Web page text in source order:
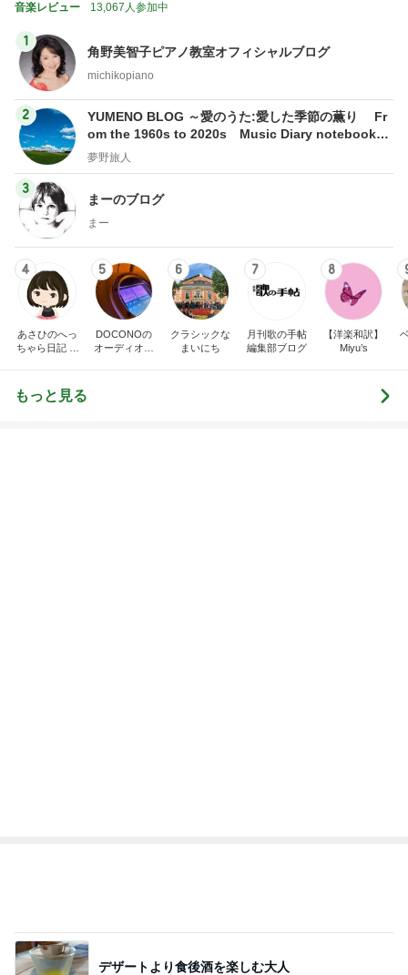
音楽レビュー 13,067人参加中
1
角野美智子ピアノ教室オフィシャルブログ
michikopiano
2
YUMENO BLOG ～愛のうた:愛した季節の薫り Fr
om the 1960s to 2020s Music Diary notebook～
夢野旅人
夢野旅人
3
まーのブログ
まー
4
あさひのへっ
ちゃら日記 氷
きどき○○ちゃ
ん達(*^▽^)/★
5
DOCONOの
オーディオ礼
6
クラシックな
まいにち
7
月刊歌の手帖
編集部ブログ
8
【洋楽和訳】
Miyu’s
もっと見る
デザートより食後酒を楽しむ大人